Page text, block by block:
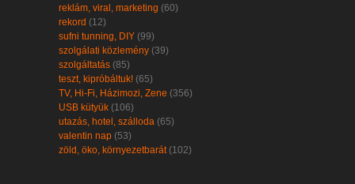
reklám, viral, marketing (60)
rekord (12)
sufni tunning, DIY (99)
szolgálati közlemény (39)
szolgáltatás (85)
teszt, kipróbáltuk! (65)
TV, Hi-Fi, Házimozi, Zene (356)
USB kütyük (106)
utazás, hotel, szálloda (65)
valentin nap (53)
zöld, öko, környezetbarát (102)